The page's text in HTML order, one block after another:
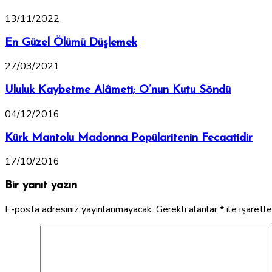
13/11/2022
En Güzel Ölümü Düşlemek
27/03/2021
Ululuk Kaybetme Alâmeti; O’nun Kutu Söndü
04/12/2016
Kürk Mantolu Madonna Popülaritenin Fecaatidir
17/10/2016
Bir yanıt yazın
E-posta adresiniz yayınlanmayacak. Gerekli alanlar*ile